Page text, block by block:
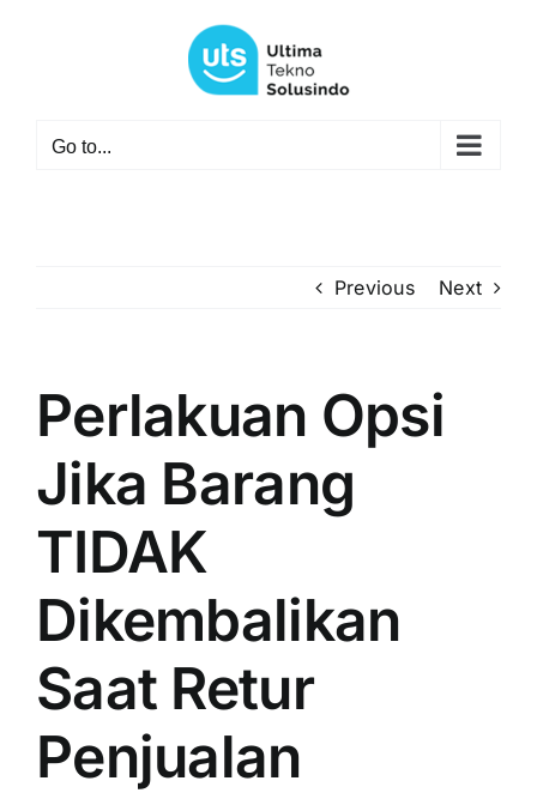
Go to...
Previous Next
Perlakuan Opsi
Jika Barang
TIDAK
Dikembalikan
Saat Retur
Penjualan